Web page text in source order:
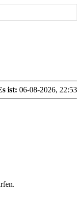
ist: 06-08-2026, 22:53